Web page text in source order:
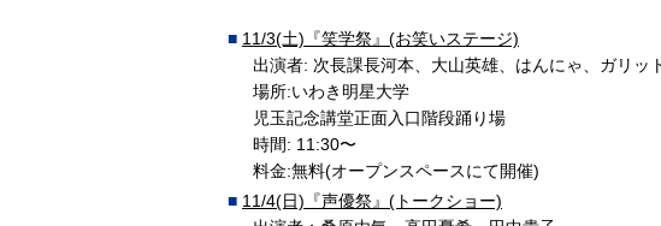
11/3(土)『笑学祭』(お笑いステージ)
出演者: 次長課長河本、大山英雄、はんにゃ、ガリッ
場所:いわき明星大学
児玉記念講堂正面入口階段踊り場
時間: 11:30〜
料金:無料(オープンスペースにて開催)
11/4(日)『声優祭』(トークショー)